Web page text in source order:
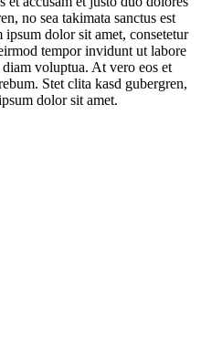
no sea takimata sanctus est
dolor sit amet, consetetur
tempor invidunt ut labore
voluptua. At vero eos et
Stet clita kasd gubergren,
dolor sit amet.